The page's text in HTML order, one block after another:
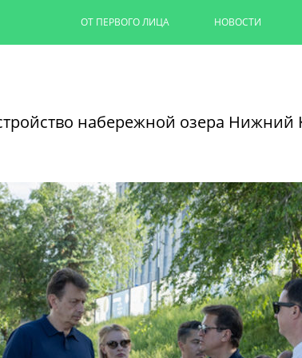
ОТ ПЕРВОГО ЛИЦА НОВОСТИ
Капремонт казанских
Ильсур Метшин провел выездное
ЧИТАТЬ ДАЛЕЕ
набережной озера Нижний